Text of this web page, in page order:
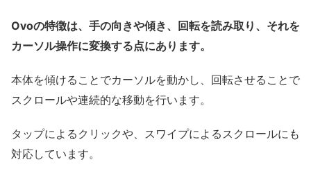
Ovoの特徴は、手の向きや傾き、回転を読み取り、それを
カーソル操作に変換する点にあります。
本体を傾けることでカーソルを動かし、回転させることで
スクロールや連続的な移動を行います。
タップによるクリックや、スワイプによるスクロールにも
対応しています。